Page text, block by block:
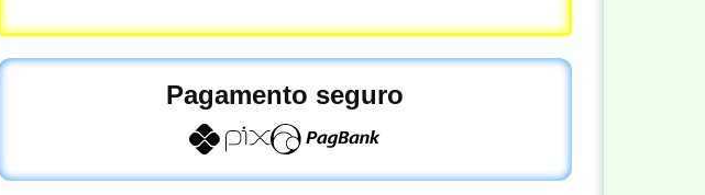
Pagamento seguro